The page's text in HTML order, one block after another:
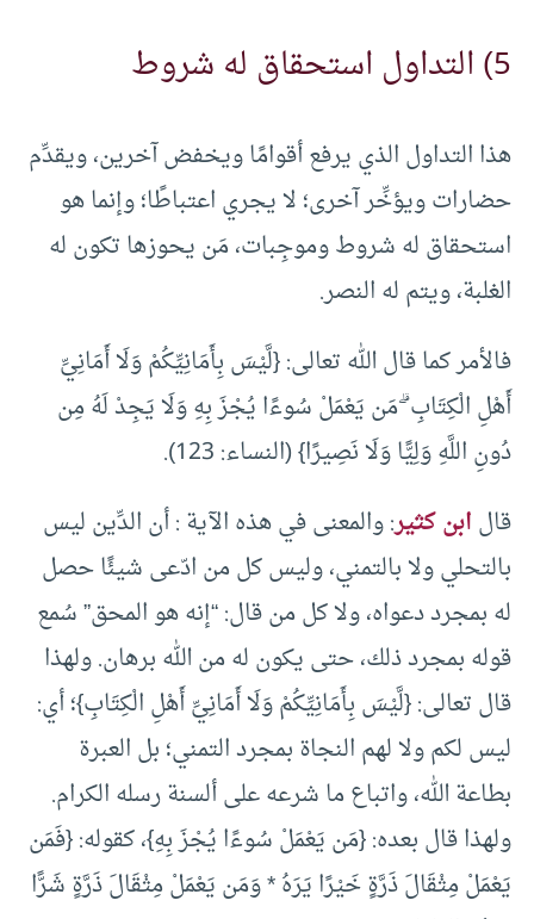
5) التداول استحقاق له شروط
هذا التداول الذي يرفع أقوامًا ويخفض آخرين، ويقدِّم
حضارات ويؤخِّر آخرى؛ لا يجري اعتباطًا؛ وإنما هو
استحقاق له شروط وموجِبات، مَن يحوزها تكون له
الغلبة، ويتم له النصر.
فالأمر كما قال الله تعالى: {لَّيْسَ بِأَمَانِيِّكُمْ وَلَا أَمَانِيِّ
أَهْلِ الْكِتَابِ ۗ مَن يَعْمَلْ سُوءًا يُجْزَ بِهِ وَلَا يَجِدْ لَهُ مِن
دُونِ اللَّهِ وَلِيًّا وَلَا نَصِيرًا} (النساء: 123).
قالابن كثير: والمعنى في هذه الآية : أن الدِّين ليس
بالتحلي ولا بالتمني، وليس كل من ادّعى شيئًا حصل
له بمجرد دعواه، ولا كل من قال: “إنه هو المحق” سُمع
قوله بمجرد ذلك، حتى يكون له من الله برهان. ولهذا
قال تعالى: {لَّيْسَ بِأَمَانِيِّكُمْ وَلَا أَمَانِيِّ أَهْلِ الْكِتَابِ}؛ أي:
ليس لكم ولا لهم النجاة بمجرد التمني؛ بل العبرة
بطاعة الله، واتباع ما شرعه على ألسنة رسله الكرام.
ولهذا قال بعده: {مَن يَعْمَلْ سُوءًا يُجْزَ بِهِ}، كقوله: {فَمَن
يَعْمَلْ مِثْقَالَ ذَرَّةٍ خَيْرًا يَرَهُ * وَمَن يَعْمَلْ مِثْقَالَ ذَرَّةٍ شَرًّا